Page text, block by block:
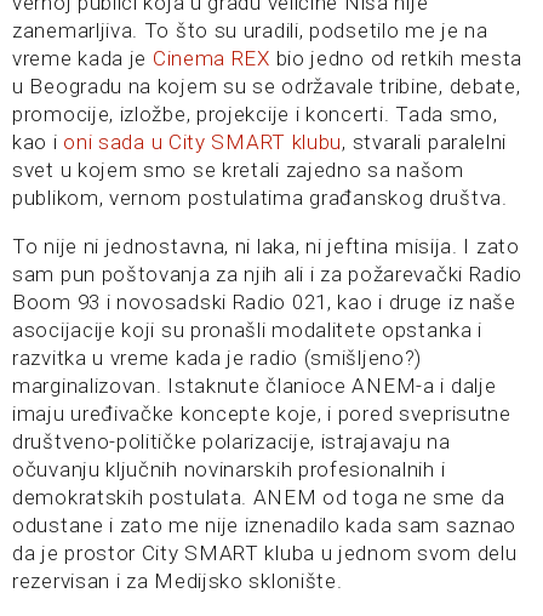
zanemarljiva. To što su uradili, podsetilo me je na
vreme kada je Cinema REX bio jedno od retkih mesta
u Beogradu na kojem su se održavale tribine, debate,
promocije, izložbe, projekcije i koncerti. Tada smo,
kao i oni sada u City SMART klubu, stvarali paralelni
svet u kojem smo se kretali zajedno sa našom
publikom, vernom postulatima građanskog društva.
To nije ni jednostavna, ni laka, ni jeftina misija. I zato
sam pun poštovanja za njih ali i za požarevački Radio
Boom 93 i novosadski Radio 021, kao i druge iz naše
asocijacije koji su pronašli modalitete opstanka i
razvitka u vreme kada je radio (smišljeno?)
marginalizovan. Istaknute članioce ANEM-a i dalje
imaju uređivačke koncepte koje, i pored sveprisutne
društveno-političke polarizacije, istrajavaju na
očuvanju ključnih novinarskih profesionalnih i
demokratskih postulata. ANEM od toga ne sme da
odustane i zato me nije iznenadilo kada sam saznao
da je prostor City SMART kluba u jednom svom delu
rezervisan i za Medijsko sklonište.